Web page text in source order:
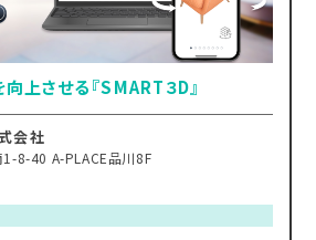
上させる『SMART３D』
会社
8-40 A-PLACE品川8F